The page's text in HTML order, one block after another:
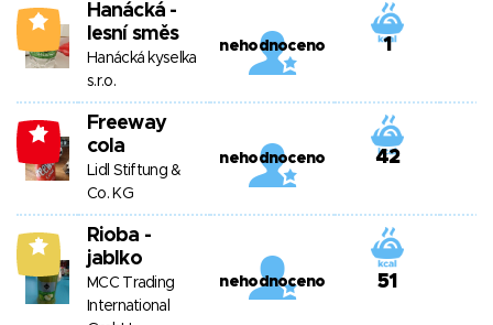
0
Hanácká -
lesní směs
Hanácká kyselka
s.r.o.
nehodnoceno 1
-1
Freeway
cola
Lidl Stiftung &
Co. KG
nehodnoceno 42
7
Rioba -
jablko
MCC Trading
International
nehodnoceno 51